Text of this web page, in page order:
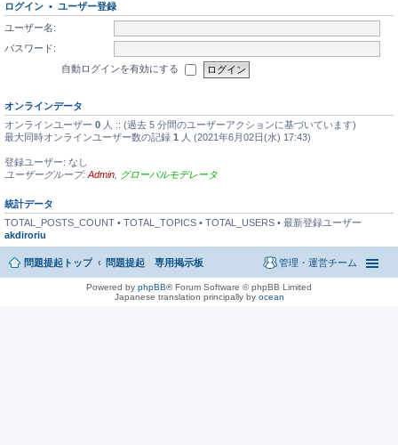
ログイン • ユーザー登録
ユーザー名:
パスワード:
自動ログインを有効にする
オンラインデータ
オンラインユーザー 0 人 :: (過去 5 分間のユーザーアクションに基づいています)
最大同時オンラインユーザー数の記録 1 人 (2021年6月02日(水) 17:43)
登録ユーザー: なし
ユーザーグループ: Admin グローバルモデレータ
統計データ
TOTAL_POSTS_COUNT • TOTAL_TOPICS • TOTAL_USERS • 最新登録ユーザー
akdiroriu
問題提起トップ 問題提起 専用掲示板 管理・運営チーム
Powered by phpBB® Forum Software © phpBB Limited
Japanese translation principally by ocean